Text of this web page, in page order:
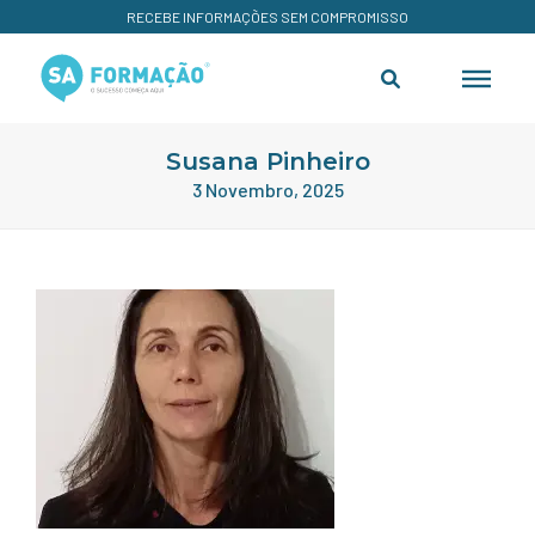
RECEBE INFORMAÇÕES SEM COMPROMISSO
Susana Pinheiro
3 Novembro, 2025